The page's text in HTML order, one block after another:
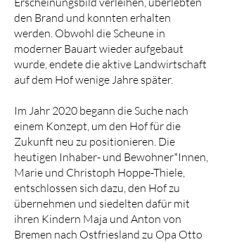
den Brand und konnten erhalten
werden. Obwohl die Scheune in
moderner Bauart wieder aufgebaut
wurde, endete die aktive Landwirtschaft
auf dem Hof wenige Jahre später.
Im Jahr 2020 begann die Suche nach
einem Konzept, um den Hof für die
Zukunft neu zu positionieren. Die
heutigen Inhaber- und Bewohner*Innen,
Marie und Christoph Hoppe-Thiele,
entschlossen sich dazu, den Hof zu
übernehmen und siedelten dafür mit
ihren Kindern Maja und Anton von
Bremen nach Ostfriesland zu Opa Otto